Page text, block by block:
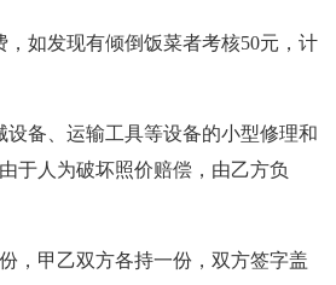
，如发现有倾倒饭菜者考核50元，计
设备、运输工具等设备的小型修理和
于人为破坏照价赔偿，由乙方负
，甲乙双方各持一份，双方签字盖